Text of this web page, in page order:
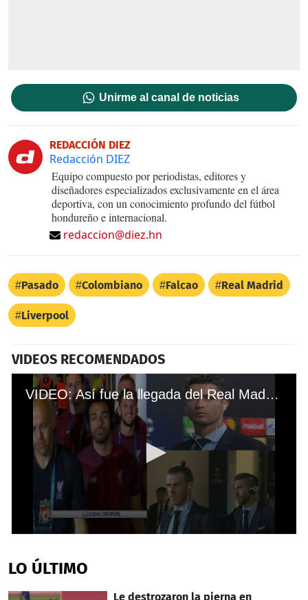
Unirme al canal de noticias
REDACCIÓN DIEZ
Redacción DIEZ
Equipo compuesto por periodistas, editores y
diseñadores especializados exclusivamente en el área
deportiva, con un conocimiento profundo del fútbol
hondureño e internacional.
redaccion@diez.hn
Pasado Colombiano Falcao Real Madrid
Liverpool
VIDEOS RECOMENDADOS
VIDEO: Así fue la llegada del Real Madrid y Liverpool al estadio de Kiev
of
1
28
LO ÚLTIMO
Le destrozaron la pierna en